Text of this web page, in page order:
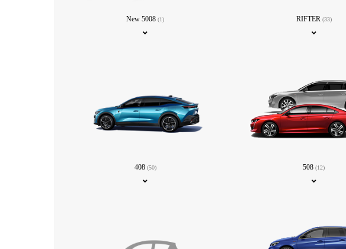
New 5008(1) RIFTER (33)
408 (50) 508(12)